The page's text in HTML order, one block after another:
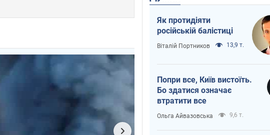
Як протидіяти
російській балістиці
Віталій Портников 13,9 т.
Попри все, Київ вистоїть.
Бо здатися означає
втратити все
Ольга Айвазовська 9,6 т.